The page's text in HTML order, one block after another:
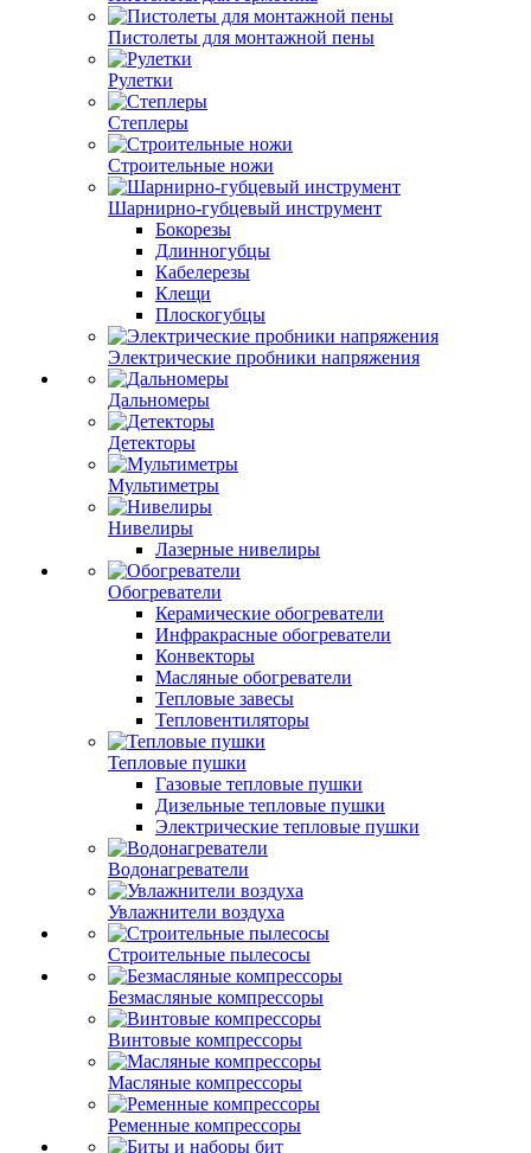
Пистолеты для монтажной пены
Рулетки
Степлеры
Строительные ножи
Шарнирно-губцевый инструмент
Бокорезы
Длинногубцы
Кабелерезы
Клещи
Плоскогубцы
Электрические пробники напряжения
Дальномеры
Детекторы
Мультиметры
Нивелиры
Лазерные нивелиры
Обогреватели
Керамические обогреватели
Инфракрасные обогреватели
Конвекторы
Масляные обогреватели
Тепловые завесы
Тепловентиляторы
Тепловые пушки
Газовые тепловые пушки
Дизельные тепловые пушки
Электрические тепловые пушки
Водонагреватели
Увлажнители воздуха
Строительные пылесосы
Безмасляные компрессоры
Винтовые компрессоры
Масляные компрессоры
Ременные компрессоры